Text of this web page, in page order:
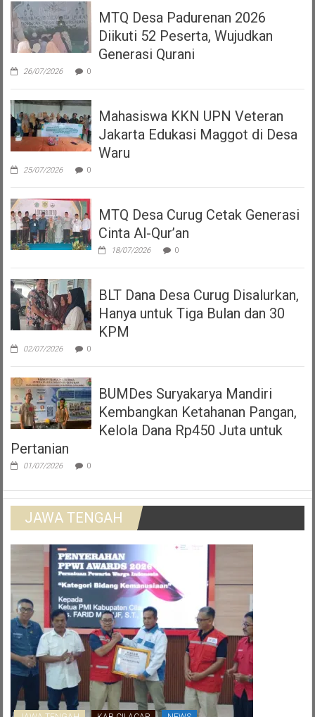
MTQ Desa Padurenan 2026
Diikuti 52 Peserta, Wujudkan
Generasi Qurani
26/07/2026 0
Mahasiswa KKN UPN Veteran
Jakarta Edukasi Maggot di Desa
Waru
25/07/2026 0
MTQ Desa Curug Cetak Generasi
Cinta Al-Qur’an
18/07/2026 0
BLT Dana Desa Curug Disalurkan,
Hanya untuk Tiga Bulan dan 30
KPM
02/07/2026 0
BUMDes Suryakarya Mandiri
Kembangkan Ketahanan Pangan,
Kelola Dana Rp450 Juta untuk
Pertanian
01/07/2026 0
JAWA TENGAH